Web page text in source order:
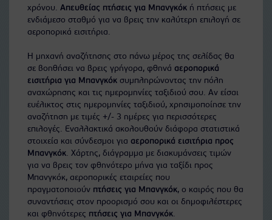
χρόνου. Απευθείας πτήσεις για Μπανγκόκ ή πτήσεις με
ενδιάμεσο σταθμό για να βρεις την καλύτερη επιλογή σε
αεροπορικά εισιτήρια.
Η μηχανή αναζήτησης στο πάνω μέρος της σελίδας θα
σε βοηθήσει να βρεις γρήγορα, φθηνά αεροπορικά
εισιτήρια για Μπανγκόκ συμπληρώνοντας την πόλη
αναχώρησης και τις ημερομηνίες ταξιδιού σου. Αν είσαι
ευέλικτος στις ημερομηνίες ταξιδιού, χρησιμοποίησε την
αναζήτηση με τιμές +/- 3 ημέρες για περισσότερες
επιλογές. Εναλλακτικά ακολουθούν διάφορα στατιστικά
στοιχεία και σύνδεσμοι για αεροπορικά εισιτήρια προς
Μπανγκόκ. Χάρτης, διάγραμμα με διακυμάνσεις τιμών
για να βρεις τον φθηνότερο μήνα για ταξίδι προς
Μπανγκόκ, αεροπορικές εταιρείες που
πραγματοποιούν πτήσεις για Μπανγκόκ, ο καιρός που θα
συναντήσεις στον προορισμό σου και οι δημοφιλέστερες
και φθηνότερες πτήσεις για Μπανγκόκ.